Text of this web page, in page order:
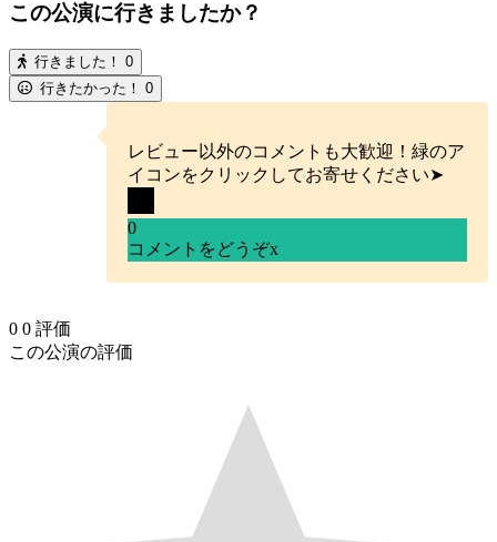
この公演に行きましたか？
行きました！ 0
行きたかった！ 0
レビュー以外のコメントも大歓迎！緑のア
イコンをクリックしてお寄せください➤
0
コメントをどうぞx
0 0 評価
この公演の評価